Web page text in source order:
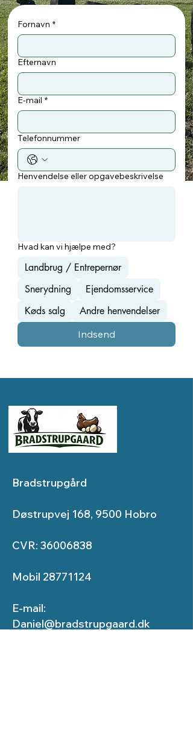
Fornavn *
Efternavn
E-mail *
Telefonnummer
Henvendelse eller opgavebeskrivelse
Hvad kan vi hjælpe med?
Landbrug / Entrepernør
Snerydning
Ejendomsservice
Køds salg
Andre henvendelser
Indsend
Bradstrupgård
Døstrupvej 168, 9500 Hobro
CVR: 36006838
Mobil 28771124
E-mail:
Daniel@bradstrupgaard.dk